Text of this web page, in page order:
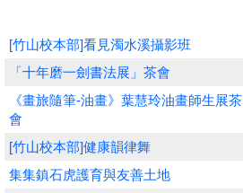
友站連結
網路選課
學員專區
教師專區
[竹山校本部]看見濁水溪攝影班
「十年磨一劍書法展」茶會
《畫旅隨筆-油畫》葉慧玲油畫師生展茶
會
[竹山校本部]健康韻律舞
集集鎮石虎護育與友善土地